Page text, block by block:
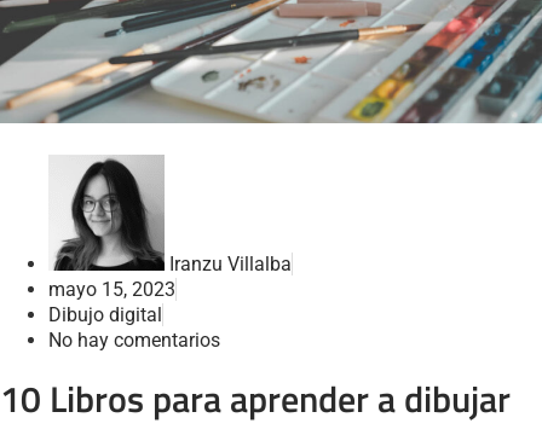
Iranzu Villalba
mayo 15, 2023
Dibujo digital
No hay comentarios
10 Libros para aprender a dibujar